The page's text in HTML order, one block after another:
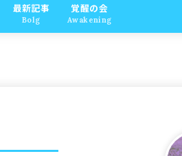
最新記事
Bolg
覚醒の会
Awakening